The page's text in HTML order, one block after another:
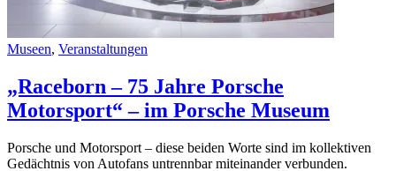
Categories
Museen, Veranstaltungen
„Raceborn – 75 Jahre Porsche
Motorsport“ – im Porsche Museum
Porsche und Motorsport – diese beiden Worte sind im kollektiven
Gedächtnis von Autofans untrennbar miteinander verbunden.